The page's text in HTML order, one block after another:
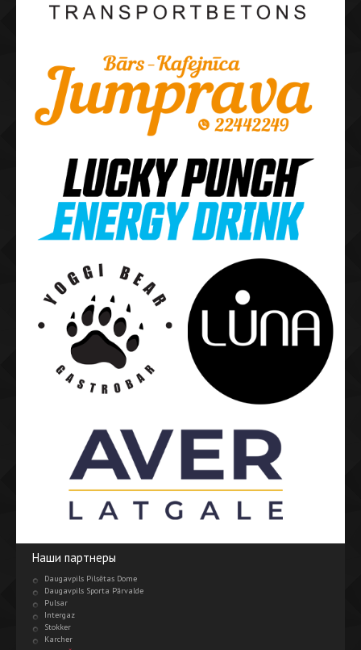
Наши партнеры
Daugavpils Pilsētas Dome
Daugavpils Sporta Pārvalde
Pulsar
Intergaz
Stokker
Karcher